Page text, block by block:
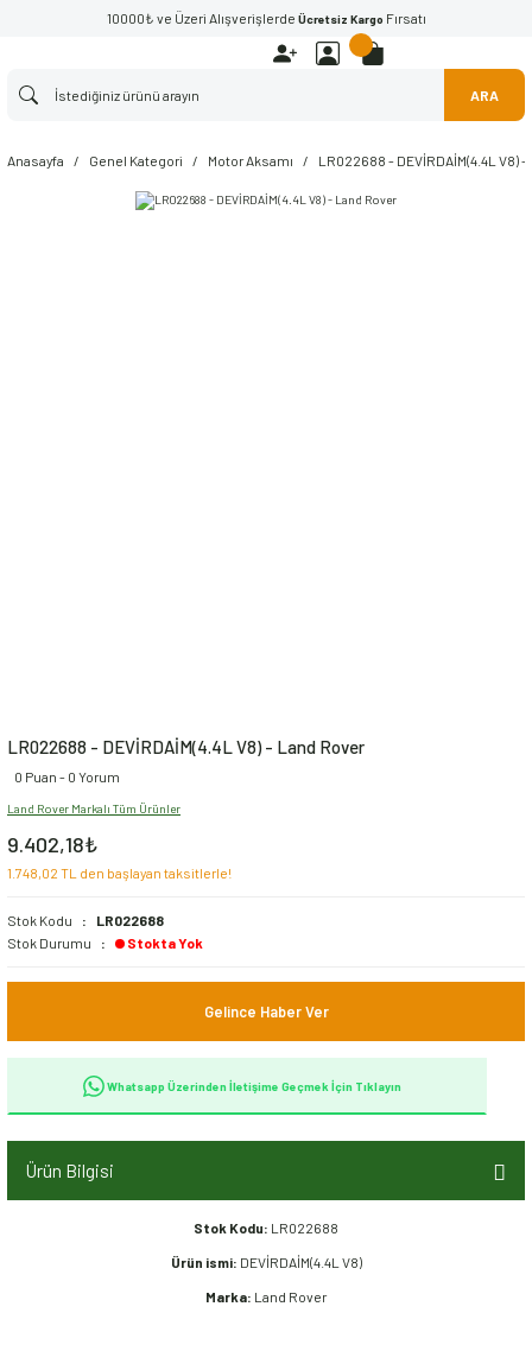
10000₺ ve Üzeri Alışverişlerde Ücretsiz Kargo Fırsatı
ARA
Anasayfa Genel Kategori Motor Aksamı LR022688 - DEVİRDAİM(4.4L V8)
LR022688 - DEVİRDAİM(4.4L V8) - Land Rover
0 Puan - 0 Yorum
Land Rover Markalı Tüm Ürünler
9.402,18₺
1.748,02 TL den başlayan taksitlerle!
Stok Kodu
LR022688
Stok Durumu
Stokta Yok
Gelince Haber Ver
Whatsapp Üzerinden İletişime Geçmek İçin Tıklayın
Ürün Bilgisi
Stok Kodu: LR022688
Ürün ismi: DEVİRDAİM(4.4L V8)
Marka: Land Rover